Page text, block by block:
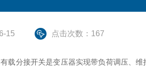
15 点击次数：167
载分接开关是变压器实现带负荷调压、